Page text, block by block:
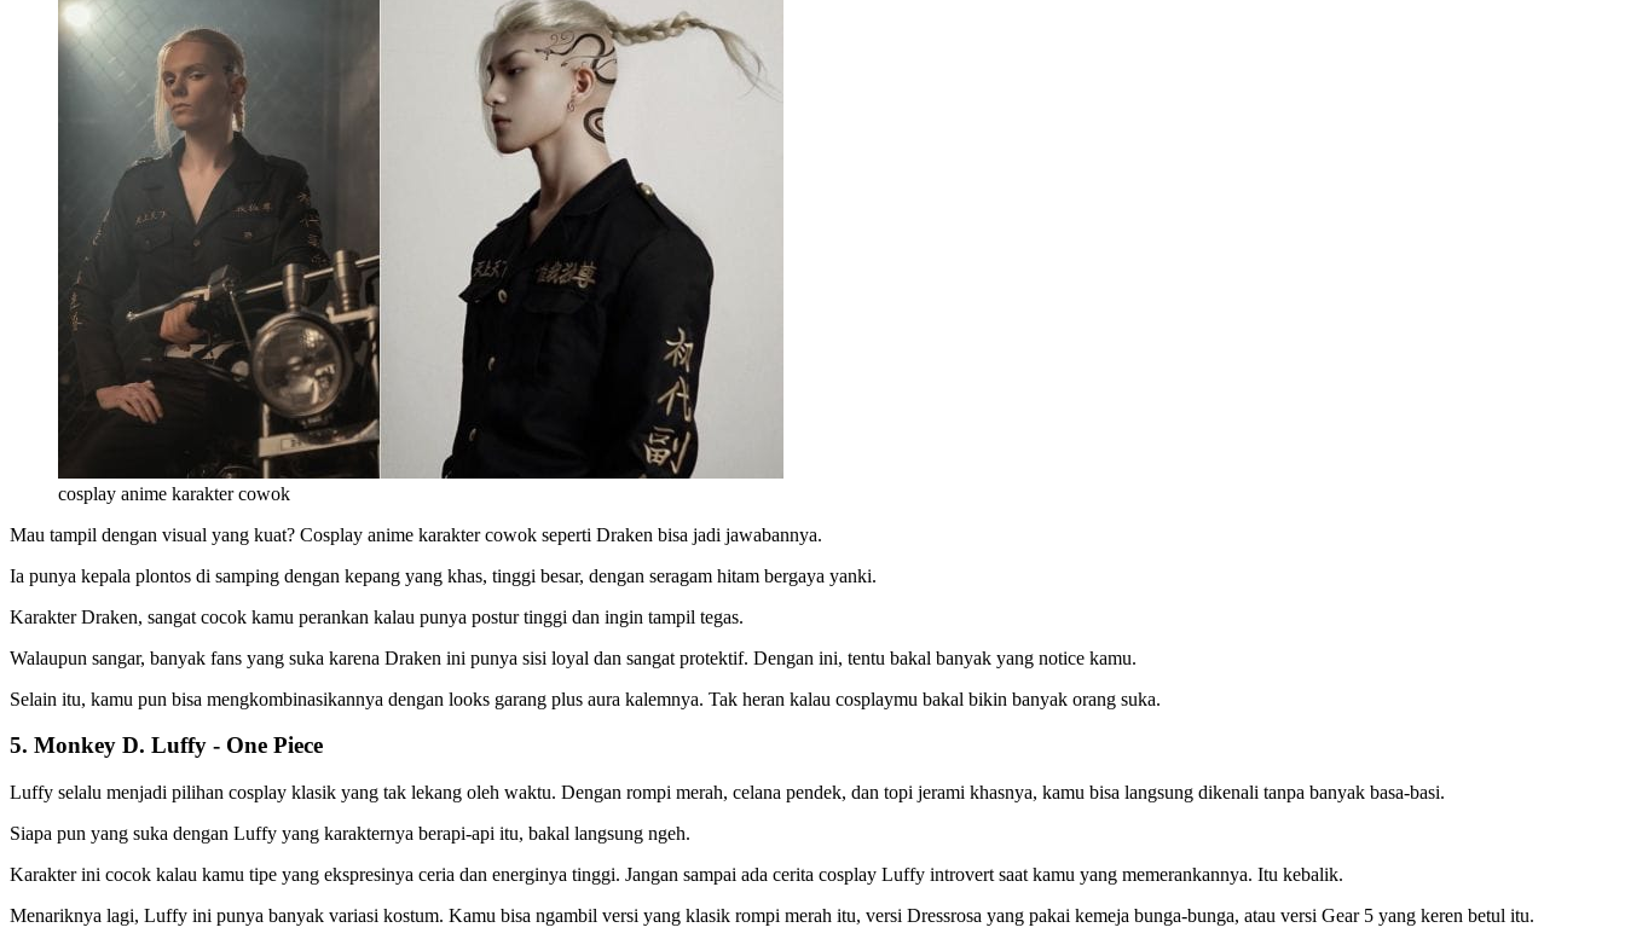
cosplay anime karakter cowok
Mau tampil dengan visual yang kuat? Cosplay anime karakter cowok seperti Draken bisa jadi jawabannya.
Ia punya kepala plontos di samping dengan kepang yang khas, tinggi besar, dengan seragam hitam bergaya yanki.
Karakter Draken, sangat cocok kamu perankan kalau punya postur tinggi dan ingin tampil tegas.
Walaupun sangar, banyak fans yang suka karena Draken ini punya sisi loyal dan sangat protektif. Dengan ini, tentu bakal banyak yang notice kamu.
Selain itu, kamu pun bisa mengkombinasikannya dengan looks garang plus aura kalemnya. Tak heran kalau cosplaymu bakal bikin banyak orang suka.
5. Monkey D. Luffy - One Piece
Luffy selalu menjadi pilihan cosplay klasik yang tak lekang oleh waktu. Dengan rompi merah, celana pendek, dan topi jerami khasnya, kamu bisa langsung dikenali tanpa banyak basa-basi.
Siapa pun yang suka dengan Luffy yang karakternya berapi-api itu, bakal langsung ngeh.
Karakter ini cocok kalau kamu tipe yang ekspresinya ceria dan energinya tinggi. Jangan sampai ada cerita cosplay Luffy introvert saat kamu yang memerankannya. Itu kebalik.
Menariknya lagi, Luffy ini punya banyak variasi kostum. Kamu bisa ngambil versi yang klasik rompi merah itu, versi Dressrosa yang pakai kemeja bunga-bunga, atau versi Gear 5 yang keren betul itu.